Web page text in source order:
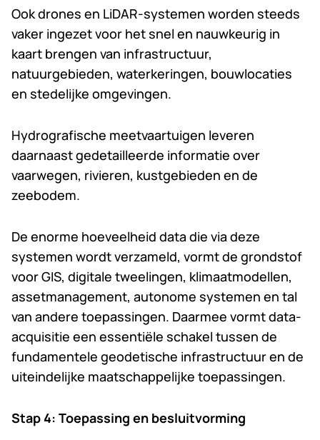
Ook drones en LiDAR-systemen worden steeds
vaker ingezet voor het snel en nauwkeurig in
kaart brengen van infrastructuur,
natuurgebieden, waterkeringen, bouwlocaties
en stedelijke omgevingen.
Hydrografische meetvaartuigen leveren
daarnaast gedetailleerde informatie over
vaarwegen, rivieren, kustgebieden en de
zeebodem.
De enorme hoeveelheid data die via deze
systemen wordt verzameld, vormt de grondstof
voor GIS, digitale tweelingen, klimaatmodellen,
assetmanagement, autonome systemen en tal
van andere toepassingen. Daarmee vormt data-
acquisitie een essentiële schakel tussen de
fundamentele geodetische infrastructuur en de
uiteindelijke maatschappelijke toepassingen.
Stap 4: Toepassing en besluitvorming